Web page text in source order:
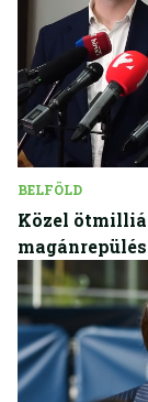
BELFÖLD
Közel